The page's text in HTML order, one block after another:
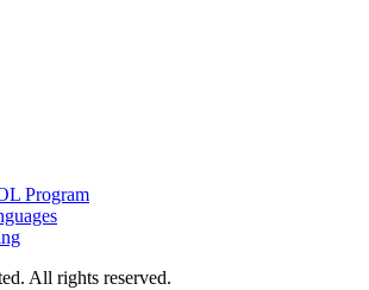
Program
All rights reserved.